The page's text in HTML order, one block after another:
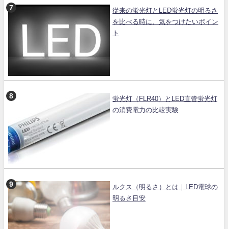
従来の蛍光灯とLED蛍光灯の明るさ
を比べる時に、気をつけたいポイン
ト
蛍光灯（FLR40）とLED直管蛍光灯
の消費電力の比較実験
ルクス（明るさ）とは｜LED電球の
明るさ目安